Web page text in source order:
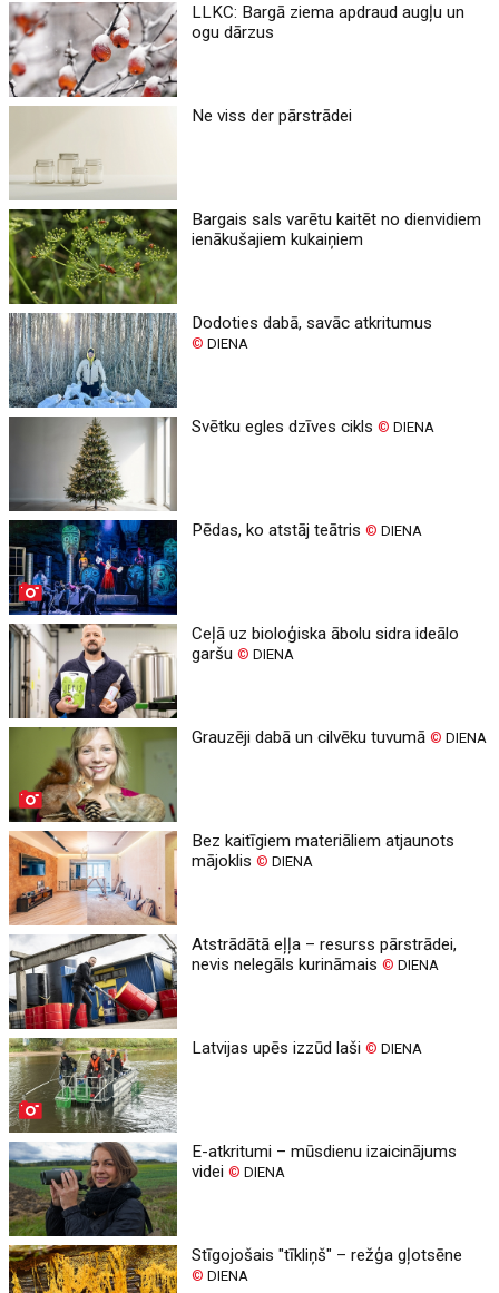
LLKC: Bargā ziema apdraud augļu un
ogu dārzus
Ne viss der pārstrādei
Bargais sals varētu kaitēt no dienvidiem
ienākušajiem kukaiņiem
Dodoties dabā, savāc atkritumus
© DIENA
Svētku egles dzīves cikls© DIENA
Pēdas, ko atstāj teātris© DIENA
Ceļā uz bioloģiska ābolu sidra ideālo
garšu© DIENA
Grauzēji dabā un cilvēku tuvumā© DIENA
Bez kaitīgiem materiāliem atjaunots
mājoklis© DIENA
Atstrādātā eļļa – resurss pārstrādei,
nevis nelegāls kurināmais© DIENA
Latvijas upēs izzūd laši© DIENA
E-atkritumi – mūsdienu izaicinājums
videi© DIENA
Stīgojošais "tīkliņš" – režģa gļotsēne
© DIENA